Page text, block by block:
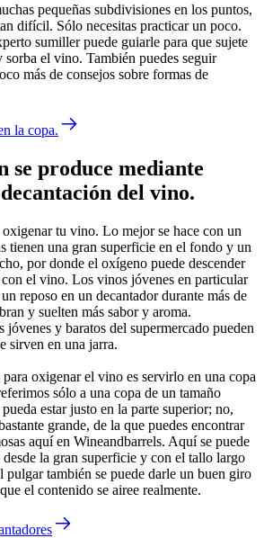
pequeñas subdivisiones en los puntos,
difícil. Sólo necesitas practicar un poco.
sumiller puede guiarle para que sujete
sorba el vino. También puedes seguir
más de consejos sobre formas de
la copa.
se produce mediante
del vino.
tu vino. Lo mejor se hace con un
tienen una gran superficie en el fondo y un
por donde el oxígeno puede descender
el vino. Los vinos jóvenes en particular
reposo en un decantador durante más de
y suelten más sabor y aroma.
jóvenes y baratos del supermercado pueden
sirven en una jarra.
oxigenar el vino es servirlo en una copa
sólo a una copa de un tamaño
estar justo en la parte superior; no,
grande, de la que puedes encontrar
aquí en Wineandbarrels. Aquí se puede
la gran superficie y con el tallo largo
pulgar también se puede darle un buen giro
el contenido se airee realmente.